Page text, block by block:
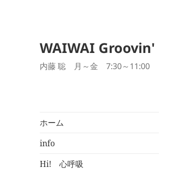
WAIWAI Groovin'
内藤 聡 月～金 7:30～11:00
ホーム
info
Hi! 心呼吸